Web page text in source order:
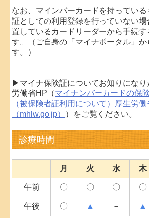
なお、マインバーカードを持っている
証としての利用登録を行っていない場
置しているカードリーダーから手続
す。（ご自身の「マイナポータル」
す。）
▶マイナ保険証についてお知りになり
労働省HP（マイナンバーカードの保
（被保険者証利用について）厚生労働
（mhlw.go.jp）
）をご覧ください。
診療時間
月 火 水 木
午前 〇 〇 〇 〇
午後 〇 ▲ － ▲